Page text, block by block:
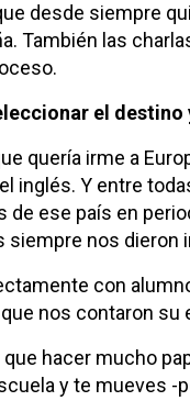
desde siempre
También las
el destino
quería irme a
inglés. Y entre
ese país en
siempre nos
con
nos contaron
que hacer mucho
y te mueves